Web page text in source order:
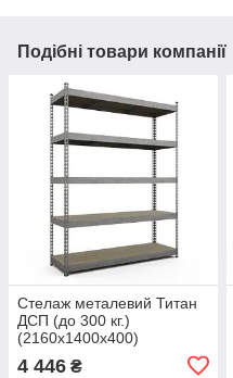
Подібні товари компанії
Стелаж металевий Титан
ДСП (до 300 кг.)
(2160х1400х400)
4 446 ₴